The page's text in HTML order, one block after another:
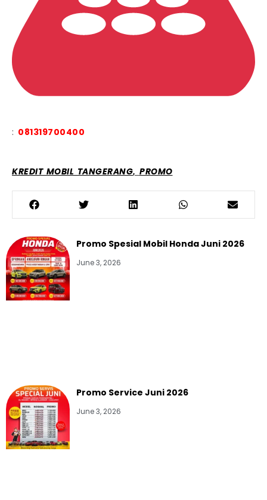
: 081319700400
KREDIT MOBIL TANGERANG, PROMO
Promo Spesial Mobil Honda Juni 2026
June 3, 2026
Promo Service Juni 2026
June 3, 2026